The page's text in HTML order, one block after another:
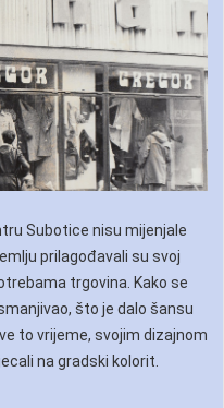
Subotice nisu mijenjale
prilagođavali su svoj
trgovina. Kako se
što je dalo šansu
to vrijeme, svojim dizajnom
na gradski kolorit.